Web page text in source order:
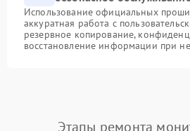
Использование официальных
аккуратная работа с
резервное копирование,
восстановление информации при
Этапы ремонта